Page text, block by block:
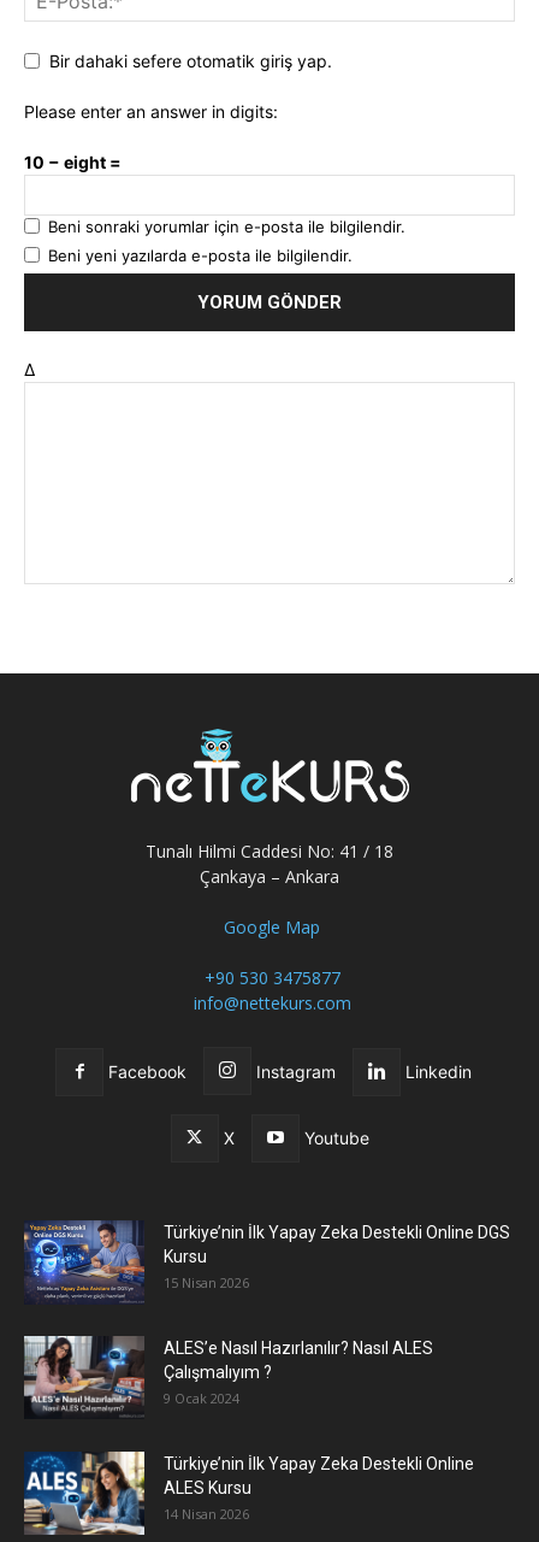
Bir dahaki sefere otomatik giriş yap.
Please enter an answer in digits:
10 − eight =
Beni sonraki yorumlar için e-posta ile bilgilendir.
Beni yeni yazılarda e-posta ile bilgilendir.
Δ
Tunalı Hilmi Caddesi No: 41 / 18
Çankaya – Ankara
Google Map
+90 530 3475877
info@nettekurs.com
Facebook Instagram Linkedin
X Youtube
Türkiye’nin İlk Yapay Zeka Destekli Online DGS
Kursu
15 Nisan 2026
ALES’e Nasıl Hazırlanılır? Nasıl ALES
Çalışmalıyım ?
9 Ocak 2024
Türkiye’nin İlk Yapay Zeka Destekli Online
ALES Kursu
14 Nisan 2026